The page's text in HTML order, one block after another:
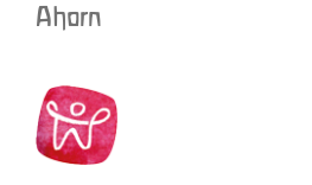
Ahorn